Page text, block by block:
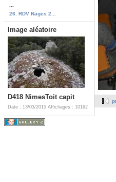
26. RDV Nages 2...
Image aléatoire
D418 NimesToit capit
Date : 13/03/2015 Affichages : 10162